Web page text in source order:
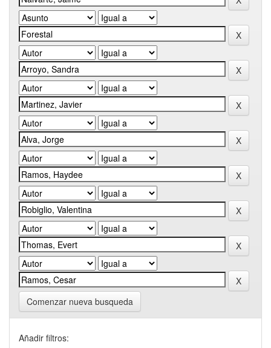
Comenzar nueva busqueda
Añadir filtros: